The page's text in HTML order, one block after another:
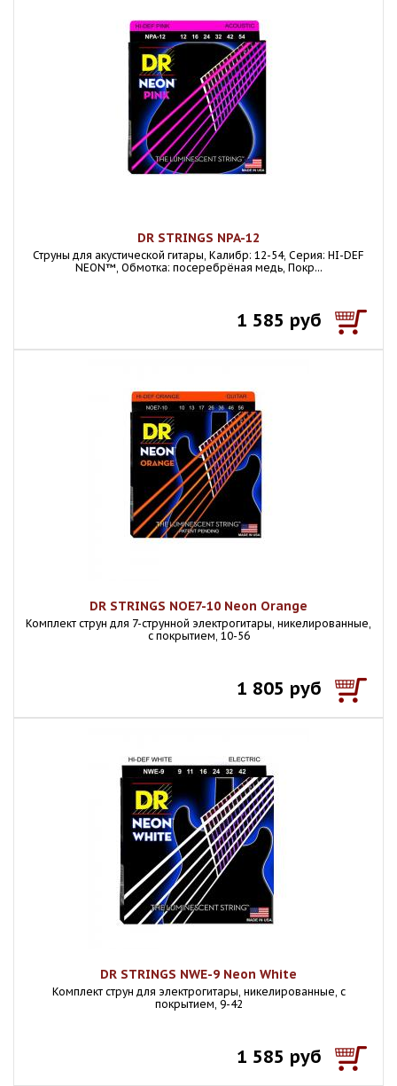
DR STRINGS NPA-12
Струны для акустической гитары, Калибр: 12-54, Серия: HI-DEF
NEON™, Обмотка: посеребрёная медь, Покр...
1 585 руб
DR STRINGS NOE7-10 Neon Orange
Комплект струн для 7-струнной электрогитары, никелированные,
с покрытием, 10-56
1 805 руб
DR STRINGS NWE-9 Neon White
Комплект струн для электрогитары, никелированные, с
покрытием, 9-42
1 585 руб